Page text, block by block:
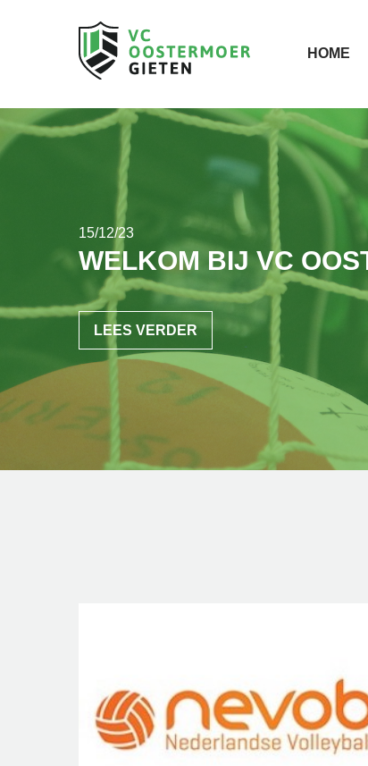
HOME
15/12/23
WELKOM BIJ VC
LEES VERDER